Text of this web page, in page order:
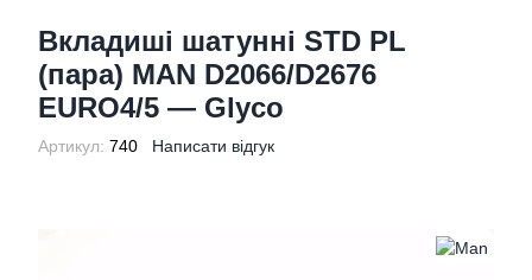
Вкладиші шатунні STD PL
(пара) MAN D2066/D2676
EURO4/5 — Glyco
Артикул: 740 Написати відгук